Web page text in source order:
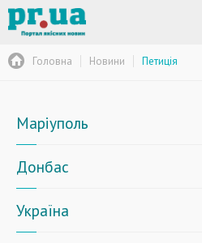
Головна Новини Петиція
Маріуполь
Донбас
Україна